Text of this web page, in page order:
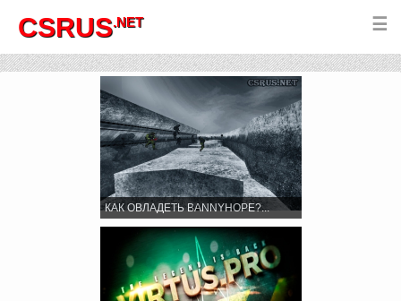
CSRUS.NET ☰
КАК ОВЛАДЕТЬ BANNYHOPE?...